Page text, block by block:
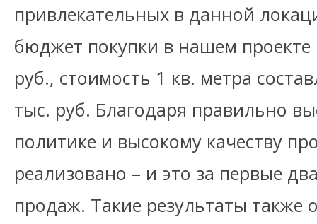
привлекательных в данной
бюджет покупки в нашем
руб., стоимость 1 кв. метра
тыс. руб. Благодаря правильно
политике и высокому качеству
реализовано – и это за первые
продаж. Такие результаты также